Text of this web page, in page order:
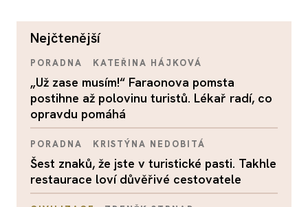
nejčtenější
PORADNA KATEŘINA HÁJKOVÁ
„Už zase musím!“ Faraonova pomsta
postihne až polovinu turistů. Lékař radí, co
opravdu pomáhá
PORADNA KRISTÝNA NEDOBITÁ
Šest znaků, že jste v turistické pasti. Takhle
restaurace loví důvěřivé cestovatele